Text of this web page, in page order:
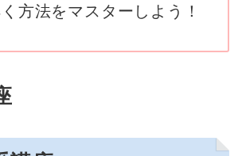
方法をマスターしよう！